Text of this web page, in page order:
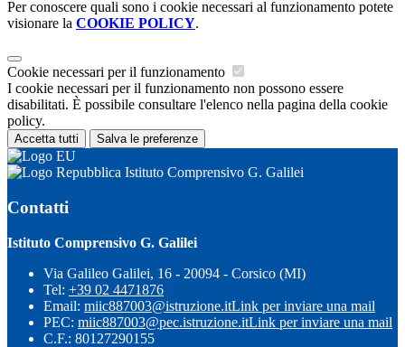
Per conoscere quali sono i cookie necessari al funzionamento potete
visionare la COOKIE POLICY.
Cookie necessari per il funzionamento
I cookie necessari per il funzionamento non possono essere
disabilitati. È possibile consultare l'elenco nella pagina della cookie
policy.
Accetta tutti Salva le preferenze
Istituto Comprensivo G. Galilei
Contatti
Istituto Comprensivo G. Galilei
Via Galileo Galilei, 16 - 20094 - Corsico (MI)
Tel: +39 02 4471876
Email: miic887003@istruzione.itLink per inviare una mail
PEC: miic887003@pec.istruzione.itLink per inviare una mail
C.F.: 80127290155